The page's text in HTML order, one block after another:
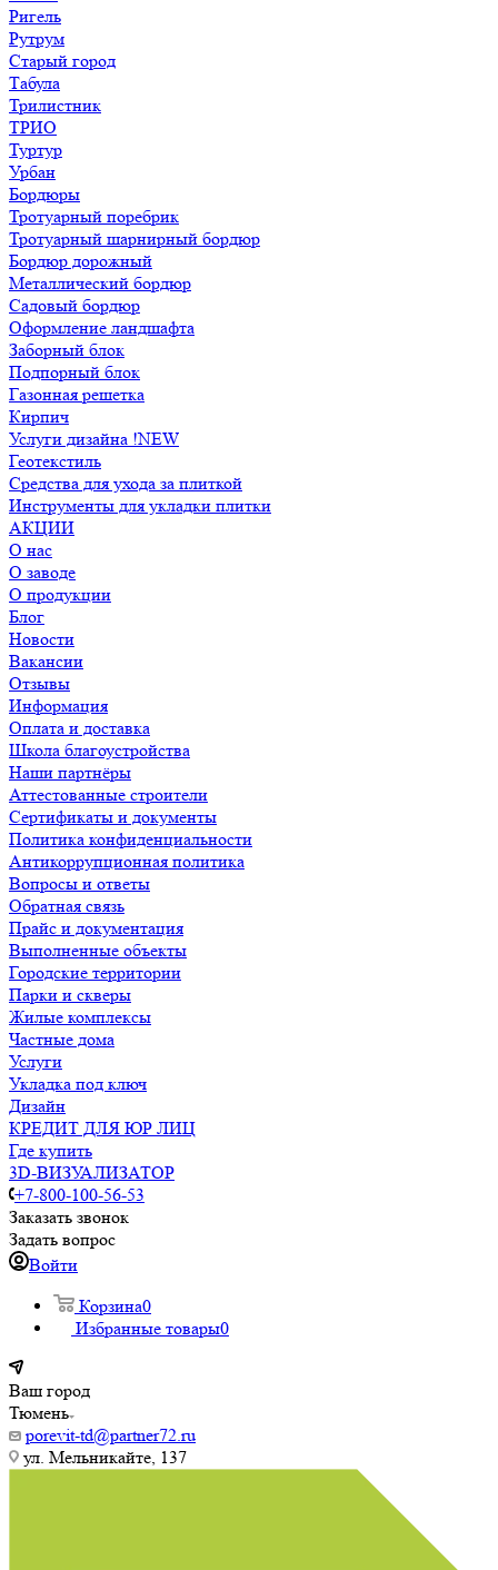
Ригель
Рутрум
Старый город
Табула
Трилистник
ТРИО
Туртур
Урбан
Бордюры
Тротуарный поребрик
Тротуарный шарнирный бордюр
Бордюр дорожный
Металлический бордюр
Садовый бордюр
Оформление ландшафта
Заборный блок
Подпорный блок
Газонная решетка
Кирпич
Услуги дизайна !NEW
Геотекстиль
Средства для ухода за плиткой
Инструменты для укладки плитки
АКЦИИ
О нас
О заводе
О продукции
Блог
Новости
Вакансии
Отзывы
Информация
Оплата и доставка
Школа благоустройства
Наши партнёры
Аттестованные строители
Сертификаты и документы
Политика конфиденциальности
Антикоррупционная политика
Вопросы и ответы
Обратная связь
Прайс и документация
Выполненные объекты
Городские территории
Парки и скверы
Жилые комплексы
Частные дома
Услуги
Укладка под ключ
Дизайн
КРЕДИТ ДЛЯ ЮР ЛИЦ
Где купить
3D-ВИЗУАЛИЗАТОР
+7-800-100-56-53
Заказать звонок
Задать вопрос
Войти
Корзина0
Избранные товары0
Ваш город
Тюмень
porevit-td@partner72.ru
ул. Мельникайте, 137